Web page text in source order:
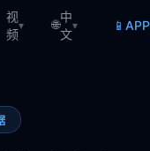
视
频
▾ 🌐
中
文
▾ 📱